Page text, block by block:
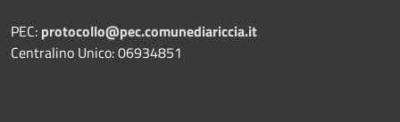
PEC: protocollo@pec.comunediariccia.it
Centralino Unico: 06934851